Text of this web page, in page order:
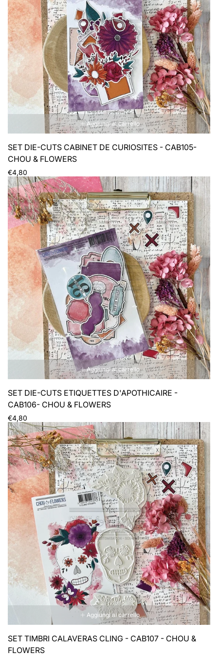
riga
Aggiungi al carrello
SET DIE-CUTS CABINET DE CURIOSITES - CAB105-
CHOU & FLOWERS
Prezzo
normale
€4,80
Aggiungi al carrello
SET DIE-CUTS ETIQUETTES D'APOTHICAIRE -
CAB106- CHOU & FLOWERS
Prezzo
normale
€4,80
Aggiungi al carrello
SET TIMBRI CALAVERAS CLING - CAB107 - CHOU &
FLOWERS